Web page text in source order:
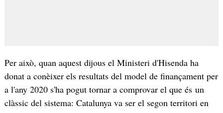
Per això, quan aquest dijous el Ministeri d'Hisenda ha
donat a conèixer els resultats del model de finançament per
a l'any 2020 s'ha pogut tornar a comprovar el que és un
clàssic del sistema: Catalunya va ser el segon territori en